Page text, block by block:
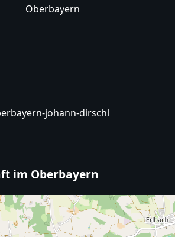
Oberbayern
johann-dirschl
im Oberbayern